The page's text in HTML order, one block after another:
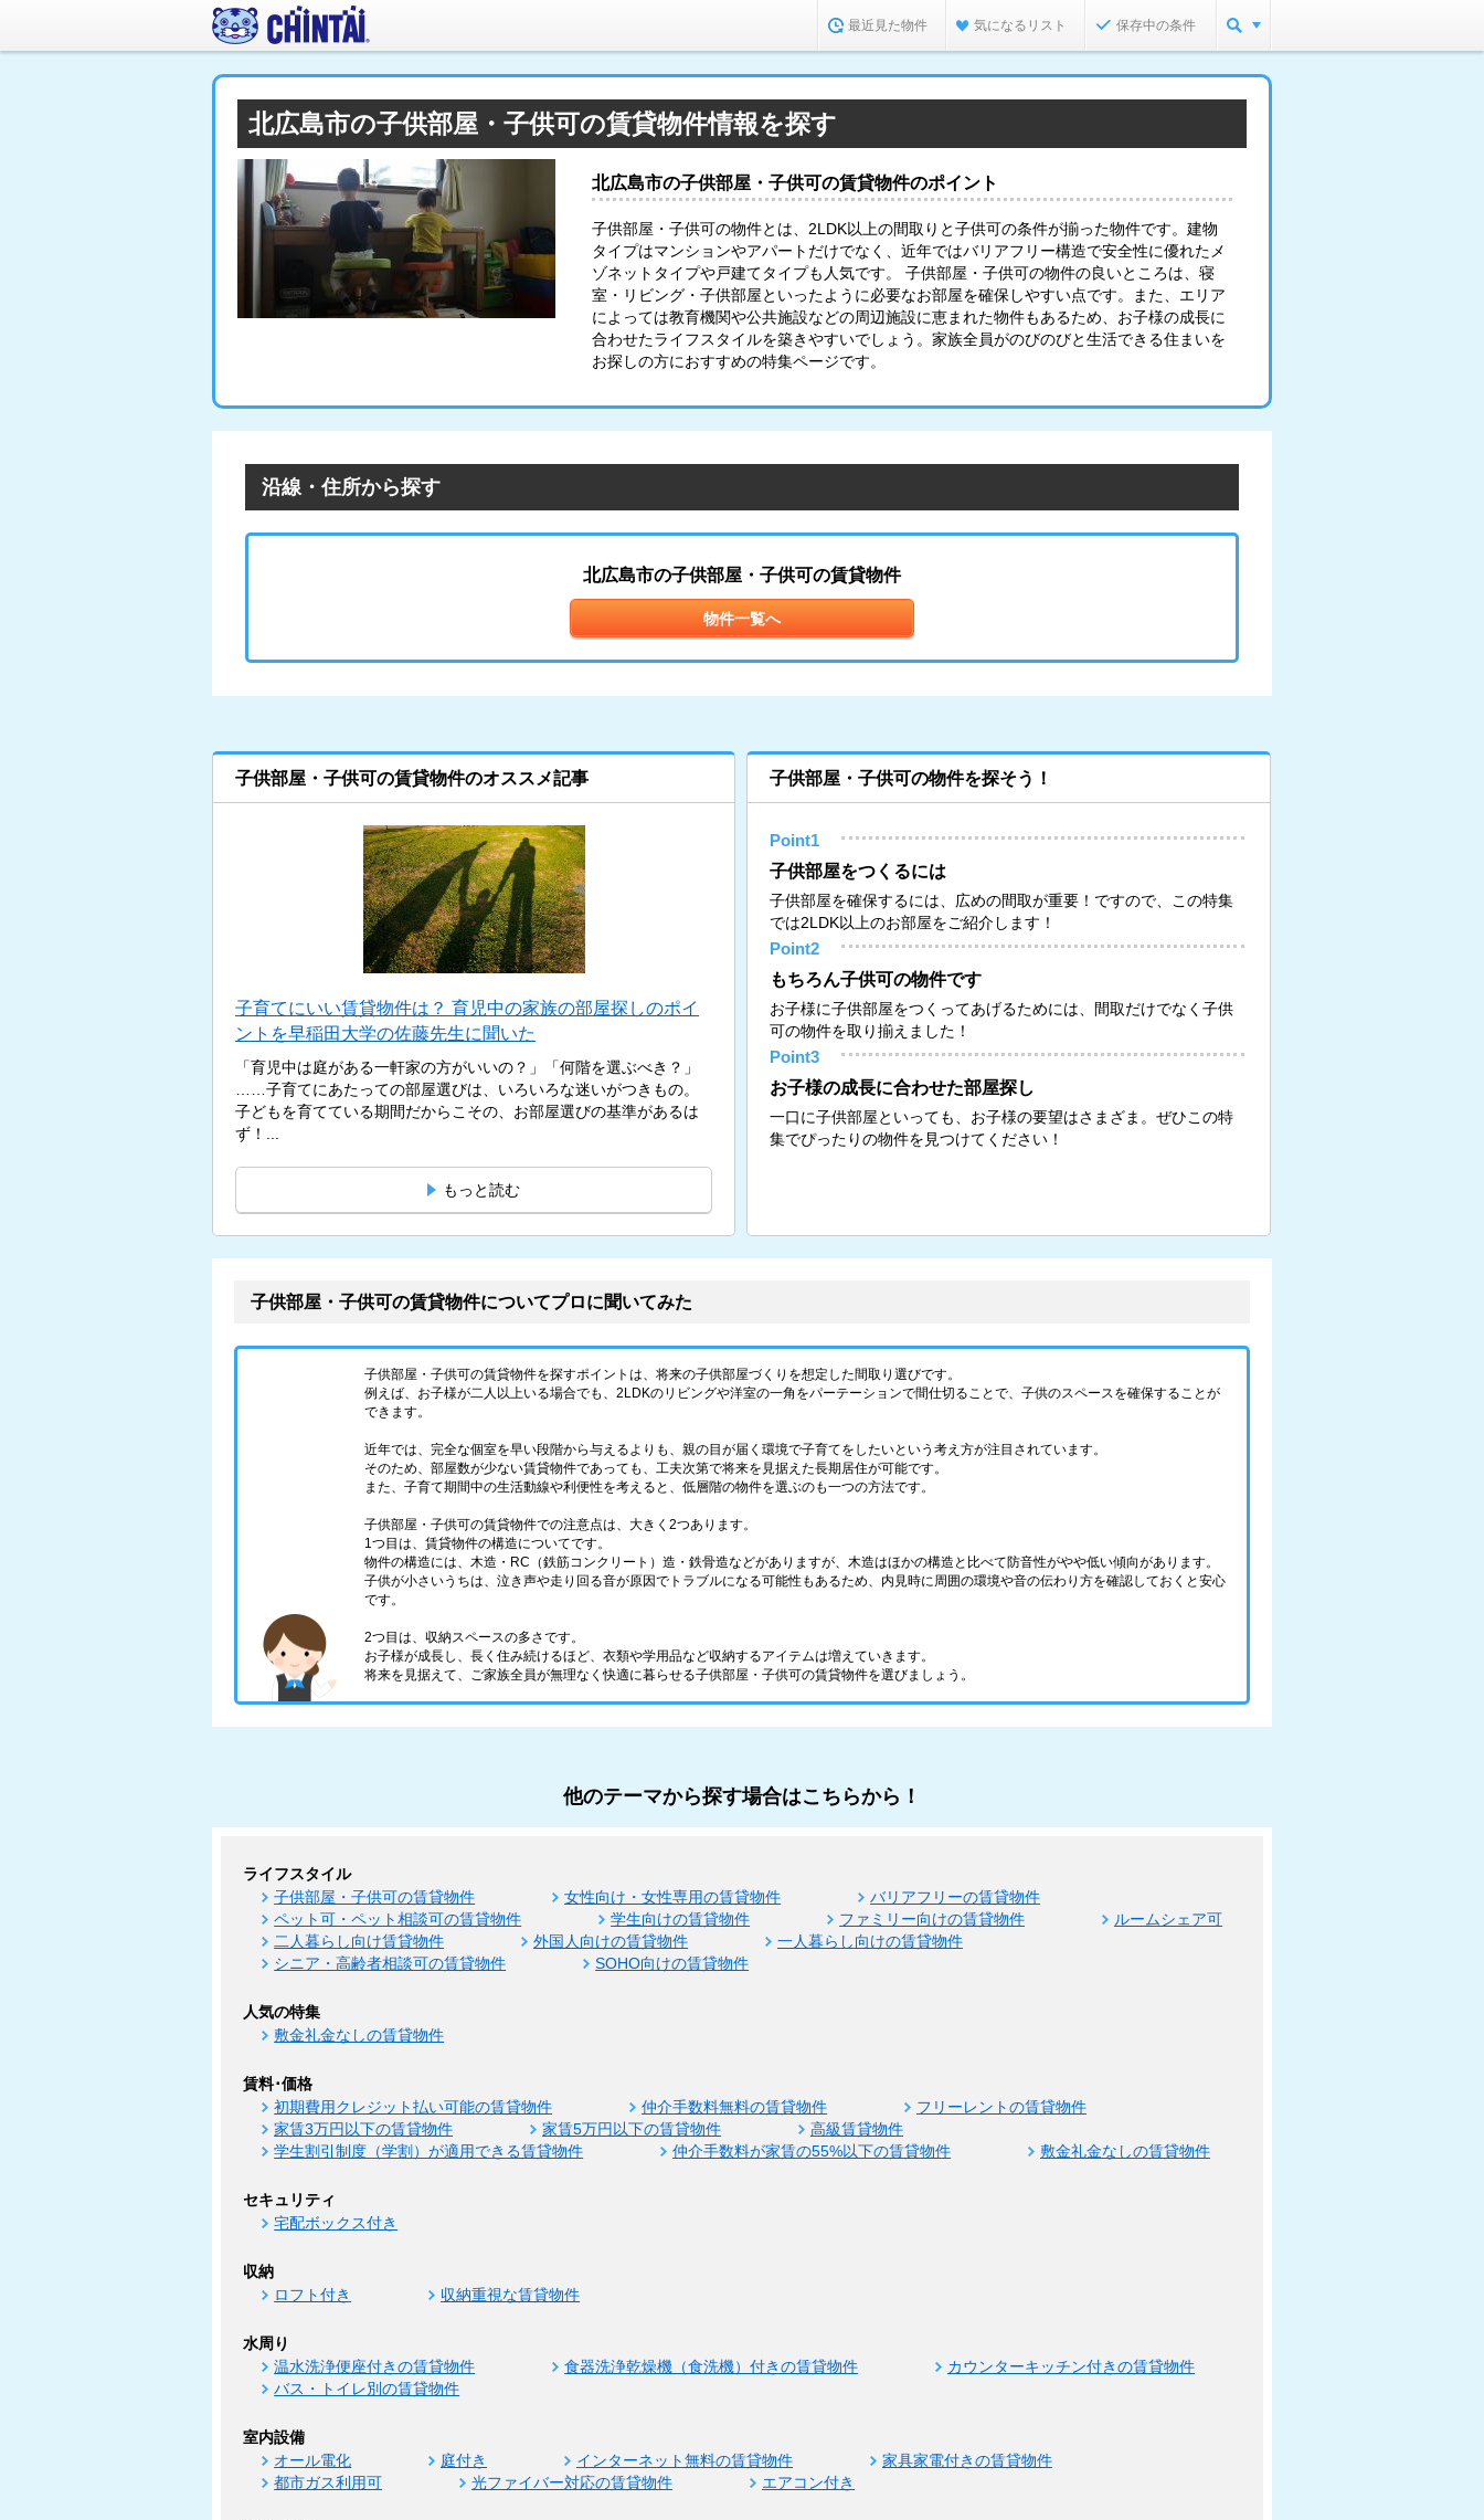
最近見た物件 気になるリスト 保存中の条件
北広島市の子供部屋・子供可の賃貸物件情報を探す
北広島市の子供部屋・子供可の賃貸物件のポイント
子供部屋・子供可の物件とは、2LDK以上の間取りと子供可の条件が揃った物件です。建物
タイプはマンションやアパートだけでなく、近年ではバリアフリー構造で安全性に優れたメ
ゾネットタイプや戸建てタイプも人気です。 子供部屋・子供可の物件の良いところは、寝
室・リビング・子供部屋といったように必要なお部屋を確保しやすい点です。また、エリア
によっては教育機関や公共施設などの周辺施設に恵まれた物件もあるため、お子様の成長に
合わせたライフスタイルを築きやすいでしょう。家族全員がのびのびと生活できる住まいを
お探しの方におすすめの特集ページです。
沿線・住所から探す
北広島市の子供部屋・子供可の賃貸物件
物件一覧へ
子供部屋・子供可の賃貸物件のオススメ記事
子育てにいい賃貸物件は？ 育児中の家族の部屋探しのポイ
ントを早稲田大学の佐藤先生に聞いた
「育児中は庭がある一軒家の方がいいの？」「何階を選ぶべき？」
……子育てにあたっての部屋選びは、いろいろな迷いがつきもの。
子どもを育てている期間だからこその、お部屋選びの基準があるは
ず！...
もっと読む
子供部屋・子供可の物件を探そう！
Point1
子供部屋をつくるには
子供部屋を確保するには、広めの間取が重要！ですので、この特集
では2LDK以上のお部屋をご紹介します！
Point2
もちろん子供可の物件です
お子様に子供部屋をつくってあげるためには、間取だけでなく子供
可の物件を取り揃えました！
Point3
お子様の成長に合わせた部屋探し
一口に子供部屋といっても、お子様の要望はさまざま。ぜひこの特
集でぴったりの物件を見つけてください！
子供部屋・子供可の賃貸物件についてプロに聞いてみた
子供部屋・子供可の賃貸物件を探すポイントは、将来の子供部屋づくりを想定した間取り選びです。
例えば、お子様が二人以上いる場合でも、2LDKのリビングや洋室の一角をパーテーションで間仕切ることで、子供のスペースを確保することが
できます。
近年では、完全な個室を早い段階から与えるよりも、親の目が届く環境で子育てをしたいという考え方が注目されています。
そのため、部屋数が少ない賃貸物件であっても、工夫次第で将来を見据えた長期居住が可能です。
また、子育て期間中の生活動線や利便性を考えると、低層階の物件を選ぶのも一つの方法です。
子供部屋・子供可の賃貸物件での注意点は、大きく2つあります。
1つ目は、賃貸物件の構造についてです。
物件の構造には、木造・RC（鉄筋コンクリート）造・鉄骨造などがありますが、木造はほかの構造と比べて防音性がやや低い傾向があります。
子供が小さいうちは、泣き声や走り回る音が原因でトラブルになる可能性もあるため、内見時に周囲の環境や音の伝わり方を確認しておくと安心
です。
2つ目は、収納スペースの多さです。
お子様が成長し、長く住み続けるほど、衣類や学用品など収納するアイテムは増えていきます。
将来を見据えて、ご家族全員が無理なく快適に暮らせる子供部屋・子供可の賃貸物件を選びましょう。
他のテーマから探す場合はこちらから！
ライフスタイル
子供部屋・子供可の賃貸物件 女性向け・女性専用の賃貸物件
バリアフリーの賃貸物件
ペット可・ペット相談可の賃貸物件
学生向けの賃貸物件 ファミリー向けの賃貸物件
ルームシェア可
二人暮らし向け賃貸物件
外国人向けの賃貸物件
一人暮らし向けの賃貸物件
シニア・高齢者相談可の賃貸物件
SOHO向けの賃貸物件
人気の特集
敷金礼金なしの賃貸物件
賃料･価格
初期費用クレジット払い可能の賃貸物件 仲介手数料無料の賃貸物件
フリーレントの賃貸物件
家賃3万円以下の賃貸物件
家賃5万円以下の賃貸物件
高級賃貸物件
学生割引制度（学割）が適用できる賃貸物件
仲介手数料が家賃の55%以下の賃貸物件 敷金礼金なしの賃貸物件
セキュリティ
宅配ボックス付き
収納
ロフト付き 収納重視な賃貸物件
水周り
温水洗浄便座付きの賃貸物件 食器洗浄乾燥機（食洗機）付きの賃貸物件
カウンターキッチン付きの賃貸物件
バス・トイレ別の賃貸物件
室内設備
オール電化 庭付き インターネット無料の賃貸物件
家具家電付きの賃貸物件
都市ガス利用可
光ファイバー対応の賃貸物件 エアコン付き